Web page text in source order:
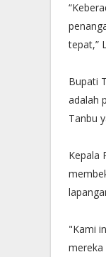
tepat,”
Bupati
adalah
Tanbu
Kepala
"Kami
mereka